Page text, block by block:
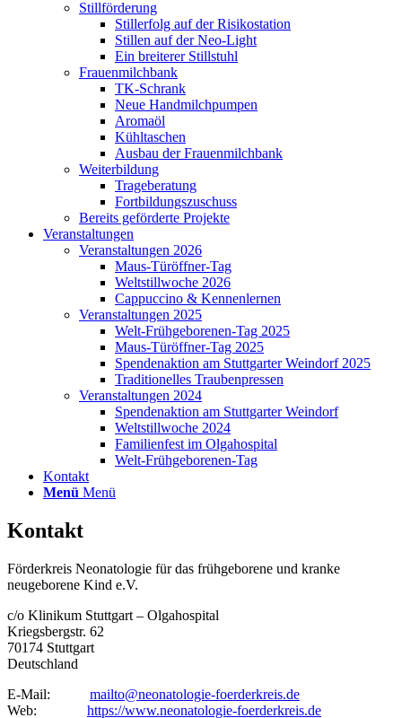
Stillförderung
Stillerfolg auf der Risikostation
Stillen auf der Neo-Light
Ein breiterer Stillstuhl
Frauenmilchbank
TK-Schrank
Neue Handmilchpumpen
Aromaöl
Kühltaschen
Ausbau der Frauenmilchbank
Weiterbildung
Trageberatung
Fortbildungszuschuss
Bereits geförderte Projekte
Veranstaltungen
Veranstaltungen 2026
Maus-Türöffner-Tag
Weltstillwoche 2026
Cappuccino & Kennenlernen
Veranstaltungen 2025
Welt-Frühgeborenen-Tag 2025
Maus-Türöffner-Tag 2025
Spendenaktion am Stuttgarter Weindorf 2025
Traditionelles Traubenpressen
Veranstaltungen 2024
Spendenaktion am Stuttgarter Weindorf
Weltstillwoche 2024
Familienfest im Olgahospital
Welt-Frühgeborenen-Tag
Kontakt
Menü Menü
Kontakt
Förderkreis Neonatologie für das frühgeborene und kranke
neugeborene Kind e.V.
c/o Klinikum Stuttgart – Olgahospital
Kriegsbergstr. 62
70174 Stuttgart
Deutschland
E-Mail: mailto@neonatologie-foerderkreis.de
Web: https://www.neonatologie-foerderkreis.de